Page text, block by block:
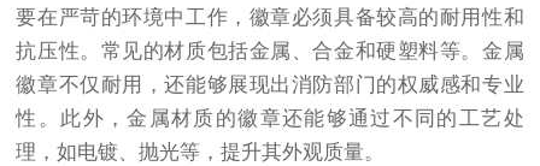
要在严苛的环境中工作，徽章必须具备较高的耐用性和
抗压性。常见的材质包括金属、合金和硬塑料等。金属
徽章不仅耐用，还能够展现出消防部门的权威感和专业
性。此外，金属材质的徽章还能够通过不同的工艺处
理，如电镀、抛光等，提升其外观质量。